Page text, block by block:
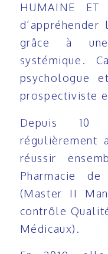
HUMAINE
grâce à
systémique.
psychologue
prospectiviste
Depuis 10
régulièrement
réussir
Pharmacie
(Master II
contrôle
Médicaux).